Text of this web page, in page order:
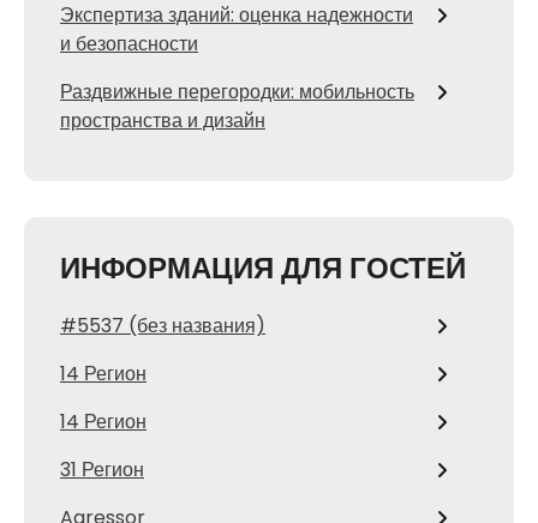
Экспертиза зданий: оценка надежности
и безопасности
Раздвижные перегородки: мобильность
пространства и дизайн
ИНФОРМАЦИЯ ДЛЯ ГОСТЕЙ
#5537 (без названия)
14 Регион
14 Регион
31 Регион